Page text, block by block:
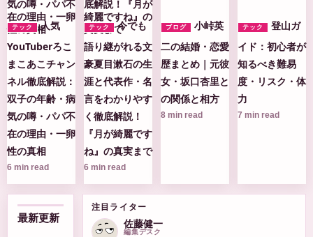
テック
人気
YouTuberろこ
まこあこチャン
ネル徹底解説：
双子の年齢・病
気の噂・パパ不
在の理由・一卵
性の真相
6 min read
テック
今でも
語り継がれる文
豪夏目漱石の生
涯と代表作・名
言をわかりやす
く徹底解説！
『月が綺麗です
ね』の真実まで
6 min read
ブログ
小峠英
二の結婚・恋愛
歴まとめ｜元彼
女・坂口杏里と
の関係と相方
8 min read
テック
登山ガ
イド：初心者が
知るべき難易
度・リスク・体
力
7 min read
最新更新
注目ライター
佐藤健一
編集デスク